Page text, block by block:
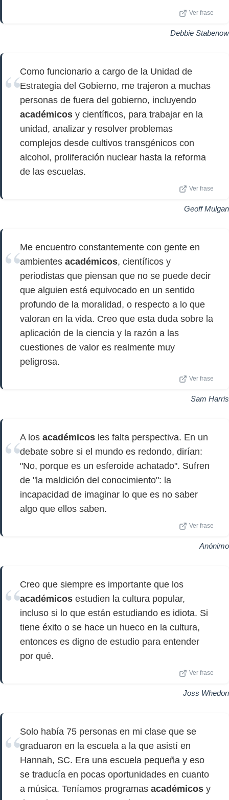
Ver frase
Debbie Stabenow
Como funcionario a cargo de la Unidad de
Estrategia del Gobierno, me trajeron a muchas
personas de fuera del gobierno, incluyendo
académicos y científicos, para trabajar en la
unidad, analizar y resolver problemas
complejos desde cultivos transgénicos con
alcohol, proliferación nuclear hasta la reforma
de las escuelas.
Ver frase
Geoff Mulgan
Me encuentro constantemente con gente en
ambientes académicos, científicos y
periodistas que piensan que no se puede decir
que alguien está equivocado en un sentido
profundo de la moralidad, o respecto a lo que
valoran en la vida. Creo que esta duda sobre la
aplicación de la ciencia y la razón a las
cuestiones de valor es realmente muy
peligrosa.
Ver frase
Sam Harris
A los académicos les falta perspectiva. En un
debate sobre si el mundo es redondo, dirían:
"No, porque es un esferoide achatado". Sufren
de "la maldición del conocimiento": la
incapacidad de imaginar lo que es no saber
algo que ellos saben.
Ver frase
Anónimo
Creo que siempre es importante que los
académicos estudien la cultura popular,
incluso si lo que están estudiando es idiota. Si
tiene éxito o se hace un hueco en la cultura,
entonces es digno de estudio para entender
por qué.
Ver frase
Joss Whedon
Solo había 75 personas en mi clase que se
graduaron en la escuela a la que asistí en
Hannah, SC. Era una escuela pequeña y eso
se traducía en pocas oportunidades en cuanto
a música. Teníamos programas académicos y